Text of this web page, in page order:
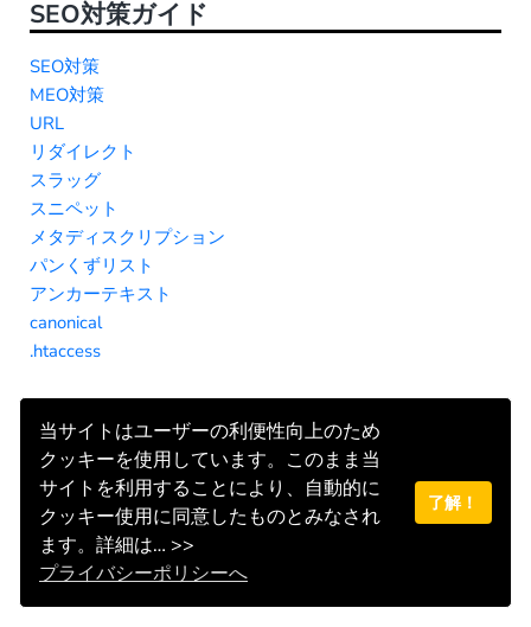
当サイトはユーザーの利便性向上のため
クッキーを使用しています。このまま当
サイトを利用することにより、自動的に
クッキー使用に同意したものとみなされ
ます。詳細は… >>
プライバシーポリシーへ
了解！
SEO対策ガイド
SEO対策
MEO対策
URL
リダイレクト
スラッグ
スニペット
メタディスクリプション
パンくずリスト
アンカーテキスト
canonical
.htaccess